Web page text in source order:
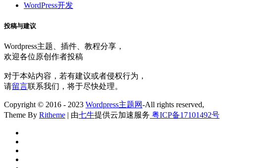
WordPress开发
投稿与建议
Wordpress主题、插件、教程分享，
欢迎各位原创作者投稿
对于本站内容，若有建议或者侵权行为，
请留言联系我们，将于尽快处理。
Copyright © 2016 - 2023 Wordpress主题网-All rights reserved,
Theme By Ritheme | 由七牛提供云加速服务 粤ICP备17101492号